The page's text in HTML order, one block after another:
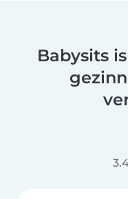
Babysits